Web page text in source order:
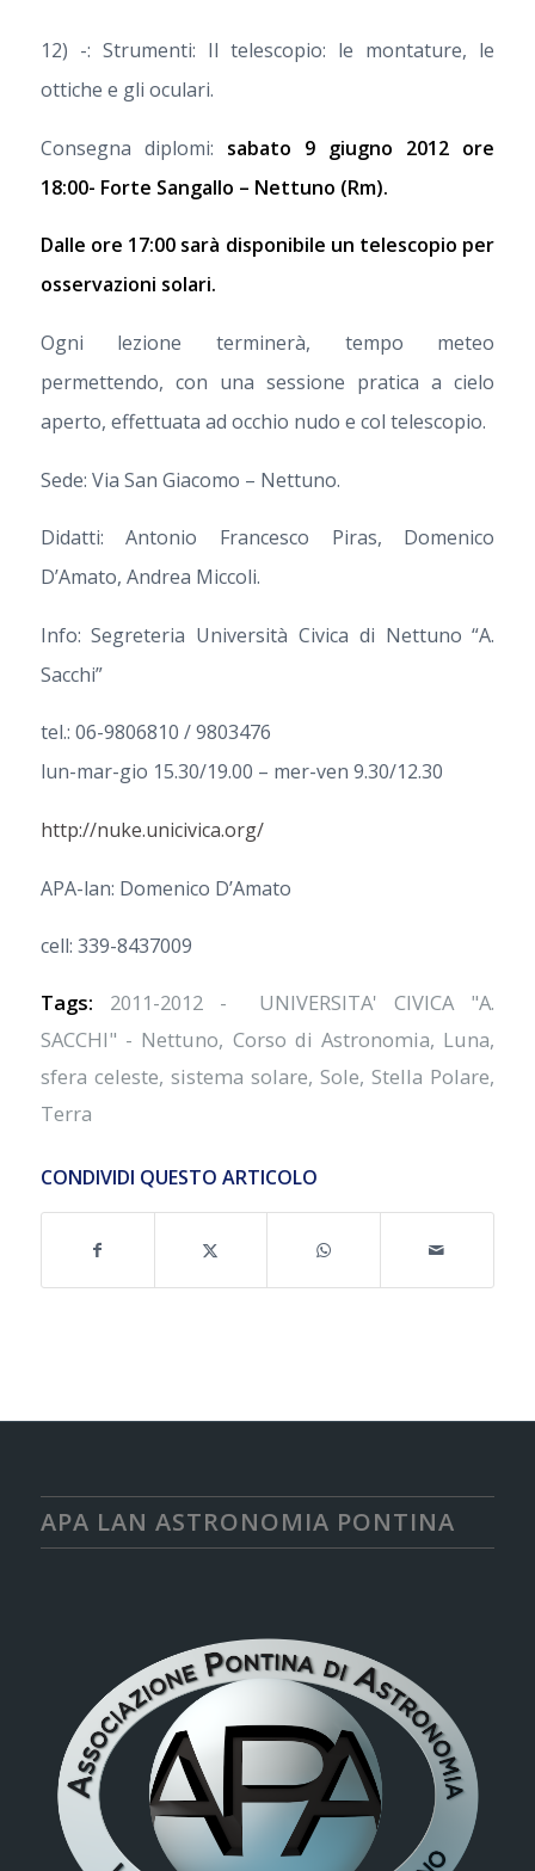
12) -: Strumenti: Il telescopio: le montature, le
ottiche e gli oculari.
Consegna diplomi: sabato 9 giugno 2012 ore
18:00- Forte Sangallo – Nettuno (Rm).
Dalle ore 17:00 sarà disponibile un telescopio per
osservazioni solari.
Ogni lezione terminerà, tempo meteo
permettendo, con una sessione pratica a cielo
aperto, effettuata ad occhio nudo e col telescopio.
Sede: Via San Giacomo – Nettuno.
Didatti: Antonio Francesco Piras, Domenico
D’Amato, Andrea Miccoli.
Info: Segreteria Università Civica di Nettuno “A.
Sacchi”
tel.: 06-9806810 / 9803476
lun-mar-gio 15.30/19.00 – mer-ven 9.30/12.30
http://nuke.unicivica.org/
APA-lan: Domenico D’Amato
cell: 339-8437009
Tags:
2011-2012 - UNIVERSITA' CIVICA "A.
SACCHI" - Nettuno, Corso di Astronomia, Luna,
sfera celeste, sistema solare,Sole,Stella Polare,
Terra
CONDIVIDI QUESTO ARTICOLO
APA LAN ASTRONOMIA PONTINA